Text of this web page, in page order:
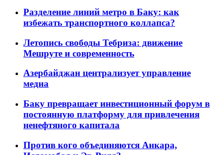
Разделение линий метро в Баку: как
избежать транспортного коллапса?
Летопись свободы Тебриза: движение
Мешруте и современность
Азербайджан централизует управление
медиа
Баку превращает инвестиционный форум в
постоянную платформу для привлечения
ненефтяного капитала
Против кого объединяются Анкара,